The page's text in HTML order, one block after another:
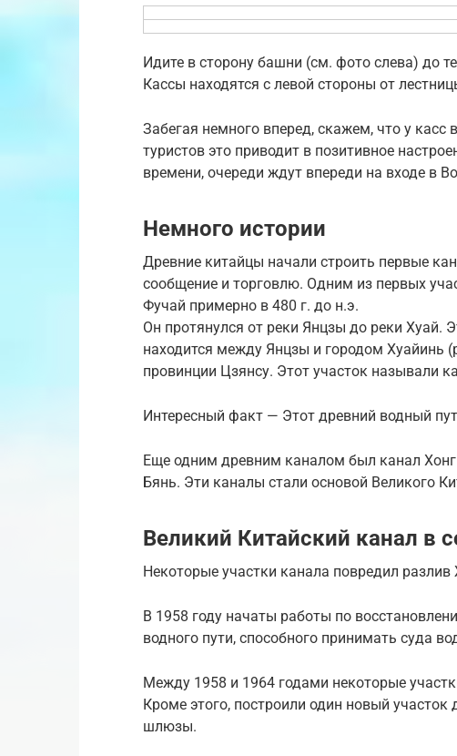
Идите в сторону башни (см. фото слева) до
Кассы находятся с левой стороны от
Забегая немного вперед, скажем, что у
туристов это приводит в позитивное
времени, очереди ждут впереди на входе в
Немного истории
Древние китайцы начали строить первые
сообщение и торговлю. Одним из первых
Фучай примерно в 480 г. до н.э.
Он протянулся от реки Янцзы до реки Хуай.
находится между Янцзы и городом Хуайинь
провинции Цзянсу. Этот участок
Интересный факт — Этот древний водный
Еще одним древним каналом был канал
Бянь. Эти каналы стали основой Великого
Великий Китайский канал в
Некоторые участки канала повредил разлив
В 1958 году начаты работы по
водного пути, способного принимать суда
Между 1958 и 1964 годами некоторые
Кроме этого, построили один новый
шлюзы.